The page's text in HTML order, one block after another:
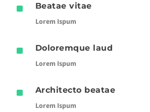
^ Beatae vitae
Lorem Ispum
^ Doloremque laud
Lorem Ispum
^ Architecto beatae
Lorem Ispum